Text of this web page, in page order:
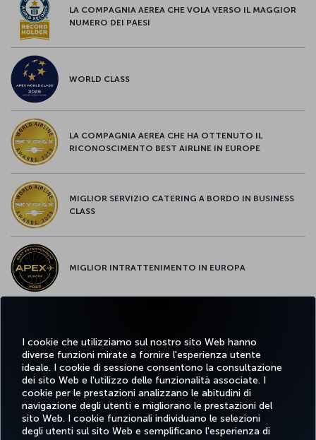
I cookie che utilizziamo sul nostro sito Web hanno
diverse funzioni mirate a fornire l'esperienza utente
ideale. I cookie di sessione consentono la consultazione
dei sito Web e l'utilizzo delle funzionalità associate. I
cookie per le prestazioni analizzano le abitudini di
navigazione degli utenti e migliorano le prestazioni del
sito Web. I cookie funzionali individuano le selezioni
degli utenti sul sito Web e semplificano l'esperienza di
LA COMPAGNIA AEREA CHE VOLA VERSO IL MAGGIOR
NUMERO DEI PAESI
WORLD CLASS
LA COMPAGNIA AEREA CHE HA OTTENUTO IL
RICONOSCIMENTO BEST AIRLINE IN EUROPE
MIGLIOR SERVIZIO CATERING A BORDO IN BUSINESS
CLASS
MIGLIOR INTRATTENIMENTO IN EUROPA
Facebook
TwitterInstagram
YouTubeLinkedIn
TikTokBlogPinterest